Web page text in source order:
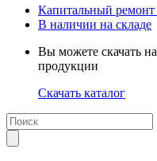
Капитальный ремонт
В наличии на складе
Вы можете скачать
продукции
Скачать каталог